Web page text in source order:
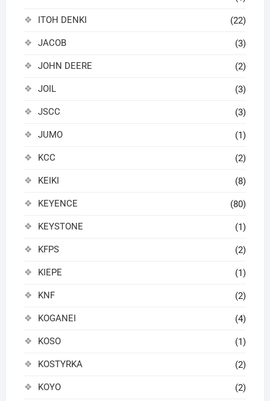
ITOH DENKI (22)
JACOB (3)
JOHN DEERE (2)
JOIL (3)
JSCC (3)
JUMO (1)
KCC (2)
KEIKI (8)
KEYENCE (80)
KEYSTONE (1)
KFPS (2)
KIEPE (1)
KNF (2)
KOGANEI (4)
KOSO (1)
KOSTYRKA (2)
KOYO (2)